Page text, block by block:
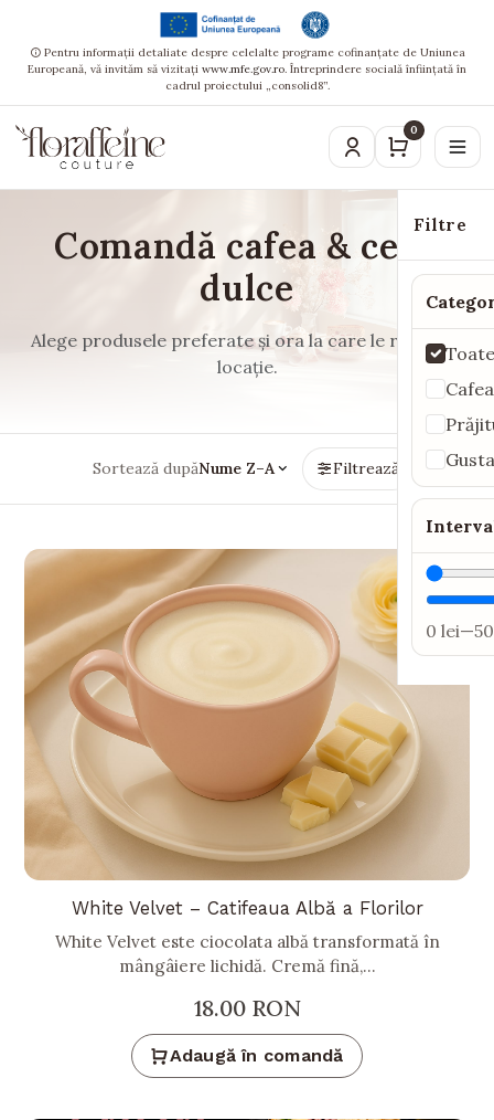
Pentru informații detaliate despre celelalte programe cofinanțate de Uniunea
Europeană, vă invităm să vizitați www.mfe.gov.ro. Întreprindere socială înființată în
cadrul proiectului „consolid8”.
0
Comandă cafea & ceva
dulce
Alege produsele preferate și ora la care le ridici din
locație.
Sortează dupăNume Z–A Filtrează
Filtre
Toate
Cafea
0 lei—
White Velvet – Catifeaua Albă a Florilor
White Velvet este ciocolata albă transformată în
mângâiere lichidă. Cremă fină,...
18.00RON
Adaugă în comandă